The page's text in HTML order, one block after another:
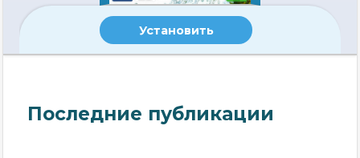
Установить
Последние публикации